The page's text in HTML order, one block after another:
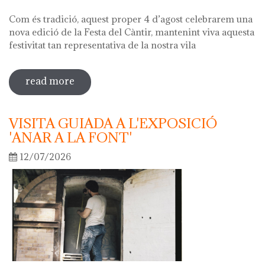
Com és tradició, aquest proper 4 d’agost celebrarem una
nova edició de la Festa del Càntir, mantenint viva aquesta
festivitat tan representativa de la nostra vila
read more sobre 76ª festa del càntir
VISITA GUIADA A L'EXPOSICIÓ
'ANAR A LA FONT'
12/07/2026